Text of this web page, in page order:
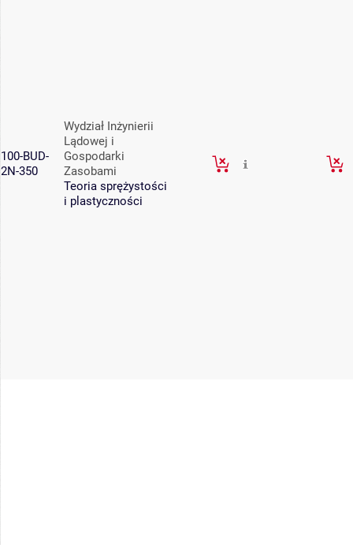
100-BUD-
2N-350
Wydział Inżynierii
Lądowej i
Gospodarki
Zasobami
Teoria sprężystości
i plastyczności